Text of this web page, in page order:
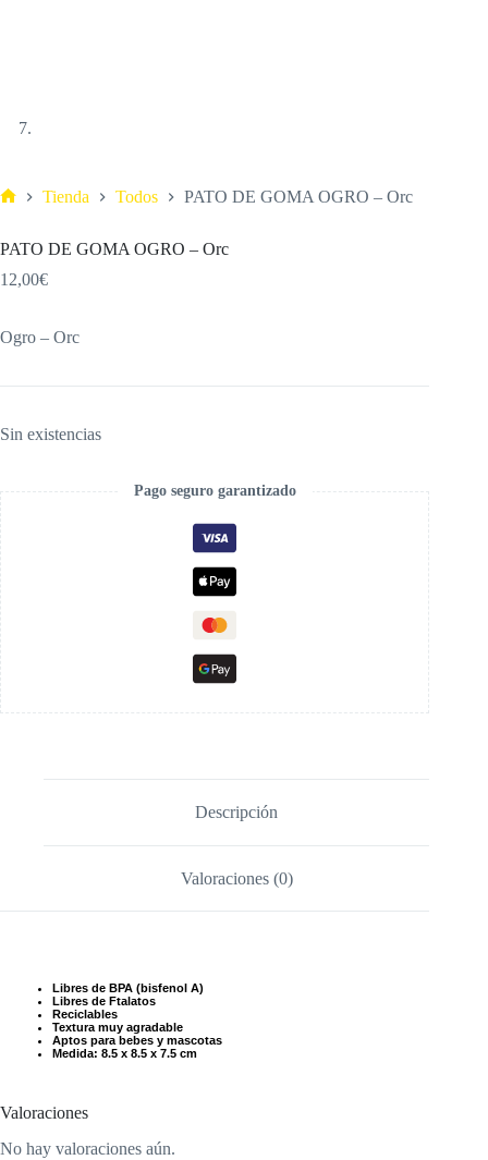
Tienda Todos PATO DE GOMA OGRO – Orc
PATO DE GOMA OGRO – Orc
12,00€
Ogro – Orc
Sin existencias
Pago seguro garantizado
Descripción
Valoraciones (0)
Libres de BPA (bisfenol A)
Libres de Ftalatos
Reciclables
Textura muy agradable
Aptos para bebes y mascotas
Medida: 8.5 x 8.5 x 7.5 cm
Valoraciones
No hay valoraciones aún.